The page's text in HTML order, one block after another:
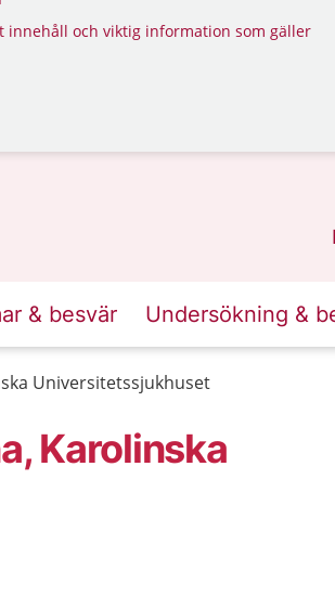
och viktig information som gäller
& besvär Undersökning &
Universitetssjukhuset
Karolinska